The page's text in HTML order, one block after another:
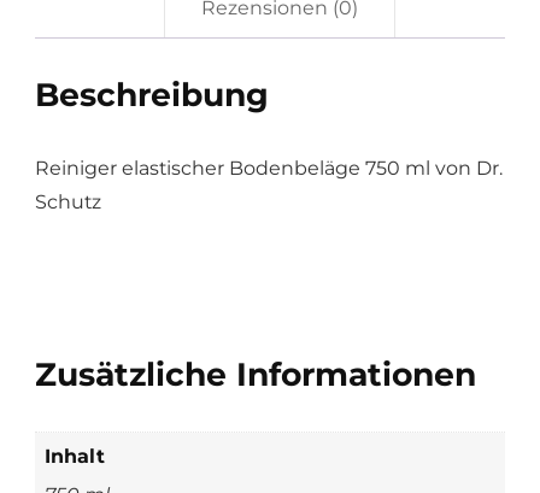
Rezensionen (0)
Beschreibung
Reiniger elastischer Bodenbeläge 750 ml von Dr.
Schutz
Zusätzliche Informationen
Inhalt